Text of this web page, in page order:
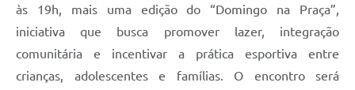
às 19h, mais uma edição do “Domingo na Praça”,
iniciativa que busca promover lazer, integração
comunitária e incentivar a prática esportiva entre
crianças, adolescentes e famílias. O encontro será